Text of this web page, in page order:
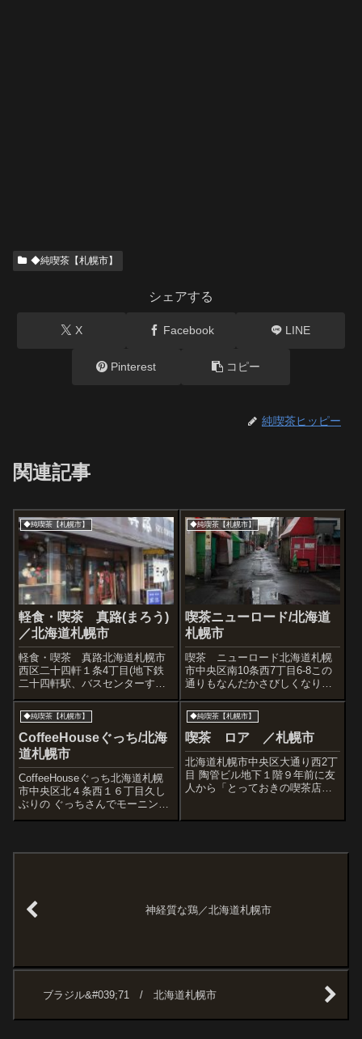
◆純喫茶【札幌市】
シェアする
X Facebook LINE
Pinterest コピー
純喫茶ヒッピー
関連記事
◆純喫茶【札幌市】
軽食・喫茶 真路(まろう)
／北海道札幌市
軽食・喫茶 真路北海道札幌市
西区二十四軒１条4丁目(地下鉄
二十四軒駅、バスセンターすぐ)
昨日はうちの小っさな車の車
検。車検なんて制度が日本車の
完成度とこの頻度でホントに必
要なのかという疑念は消えない
が、けっこう素直な私はトヨタ
さんに持ち込み...
◆純喫茶【札幌市】
喫茶ニューロード/北海道
札幌市
喫茶 ニューロード北海道札幌
市中央区南10条西7丁目6-8この
通りもなんだかさびしくなりま
したが。でもこちらは元気営
業。喫茶ニューロードさん。ち
ょっと濃い色のオリジナルカレ
ー。とってもうまかったー。週
刊誌で昭和の名女優の特集があ
りました。星...
◆純喫茶【札幌市】
CoffeeHouseぐっち/北海
道札幌市
CoffeeHouseぐっち北海道札幌
市中央区北４条西１６丁目久し
ぶりの ぐっちさんでモーニング
コーヒー。誰も読んでいない朝
◆純喫茶【札幌市】
喫茶 ロア ／札幌市
北海道札幌市中央区大通り西2丁
目 陶管ビル地下１階９年前に友
人から「とっておきの喫茶店」
業だから今年で５２周年、札幌
神経質な鶏／北海道札幌市
ブラジル&#039;71 / 北海道札幌市